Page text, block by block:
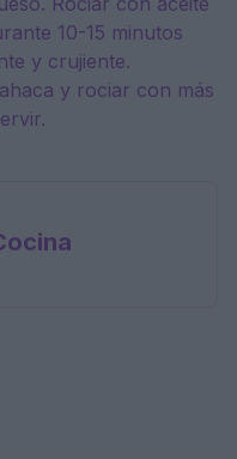
10-15 minutos
y crujiente.
y rociar con más